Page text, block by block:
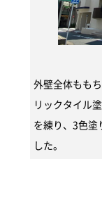
外壁全体もも
リックタイル
を練り、3色塗
した。